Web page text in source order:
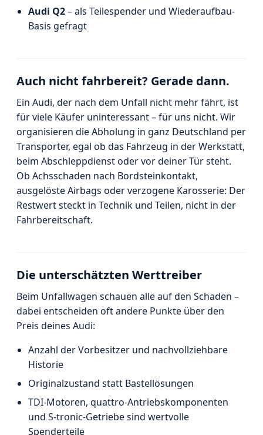
Audi Q2– als Teilespender und Wiederaufbau-
Basis gefragt
Auch nicht fahrbereit? Gerade dann.
Ein Audi, der nach dem Unfall nicht mehr fährt, ist
für viele Käufer uninteressant – für uns nicht. Wir
organisieren die Abholung in ganz Deutschland per
Transporter, egal ob das Fahrzeug in der Werkstatt,
beim Abschleppdienst oder vor deiner Tür steht.
Ob Achsschaden nach Bordsteinkontakt,
ausgelöste Airbags oder verzogene Karosserie: Der
Restwert steckt in Technik und Teilen, nicht in der
Fahrbereitschaft.
Die unterschätzten Werttreiber
Beim Unfallwagen schauen alle auf den Schaden –
dabei entscheiden oft andere Punkte über den
Preis deines Audi:
Anzahl der Vorbesitzer und nachvollziehbare
Historie
Originalzustand statt Bastellösungen
TDI-Motoren, quattro-Antriebskomponenten
und S-tronic-Getriebe sind wertvolle
Spenderteile